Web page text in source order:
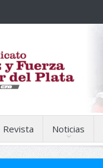
Revista Noticias